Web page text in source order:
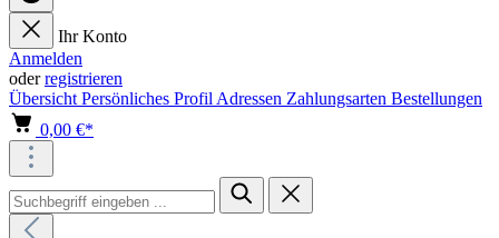
Ihr Konto
Anmelden
oderregistrieren
Übersicht Persönliches Profil Adressen Zahlungsarten Bestellungen
0,00 €*